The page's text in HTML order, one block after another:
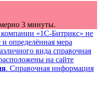
3 минуты.
компании «1С-Битрикс» не
определённая мера
вида справочная
на сайте
. Справочная информация